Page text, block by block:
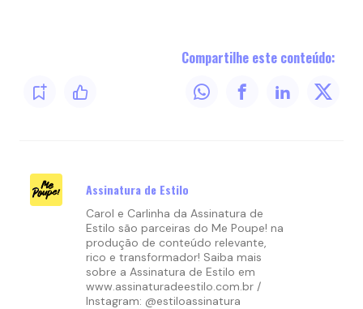
Compartilhe este conteúdo:
Assinatura de Estilo
Carol e Carlinha da Assinatura de
Estilo são parceiras do Me Poupe! na
produção de conteúdo relevante,
rico e transformador! Saiba mais
sobre a Assinatura de Estilo em
www.assinaturadeestilo.com.br /
Instagram: @estiloassinatura